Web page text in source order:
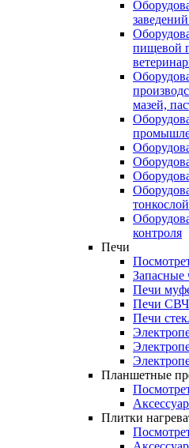
пищевой
мазей,
контроля
Печи
Запасные
Печи
Печи СВЧ
Печи
Планшетные
Плитки